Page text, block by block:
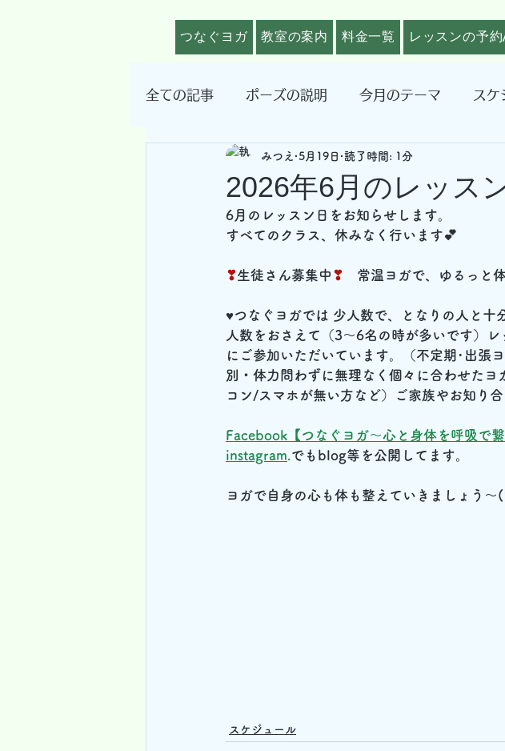
つなぐヨガ 教室の案内 料金一覧 レッスンの予
全ての記事 ポーズの説明 今月のテーマ スケ
2026年6月のレッス
みつえ 5月19日 読了時間: 1分
6月のレッスン日をお知らせします。
すべてのクラス、休みなく行います💕
❣生徒さん募集中 ❣ 常温ヨガで、ゆるっと
♥つなぐヨガでは 少人数で、となりの人と十
人数をおさえて（3～6名の時が多いです）
にご参加いただいています。（不定期･出張
別・体力問わずに無理なく個々に合わせた
コン/スマホが無い方など）ご家族やお知り
Facebook【つなぐヨガ～心と身体を呼吸で
instagram.でもblog等を公開してます。
ヨガで自身の心も体も整えていきましょう
スケジュール